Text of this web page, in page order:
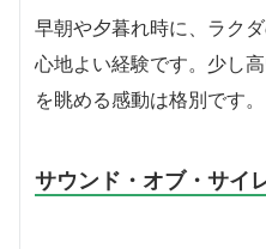
早朝や夕暮れ時に、ラク
心地よい経験です。少し
を眺める感動は格別です。
サウンド・オブ・サイ